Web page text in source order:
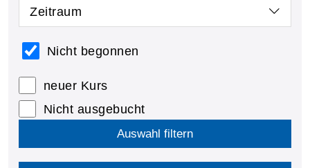
Zeitraum
Nicht begonnen
neuer Kurs
Nicht ausgebucht
Auswahl filtern